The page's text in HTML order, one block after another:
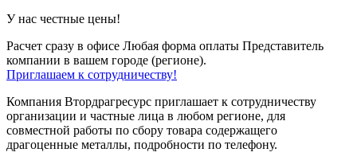
У нас честные цены!
Расчет сразу в офисе Любая форма оплаты Представитель
компании в вашем городе (регионе).
Приглашаем к сотрудничеству!
Компания Втордрагресурс приглашает к сотрудничеству
организации и частные лица в любом регионе, для
совместной работы по сбору товара содержащего
драгоценные металлы, подробности по телефону.